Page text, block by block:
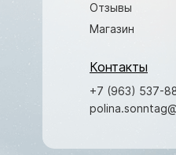
Контакты
+7 (963) 537-
Магазин
Отзывы